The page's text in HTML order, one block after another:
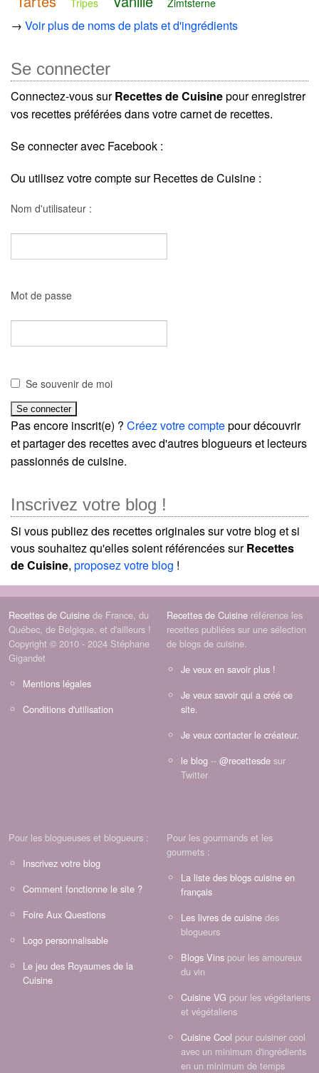
→ Voir plus de noms de plats et d'ingrédients
Se connecter
Connectez-vous surRecettes de Cuisinepour enregistrer
vos recettes préférées dans votre carnet de recettes.
Se connecter avec Facebook :
Ou utilisez votre compte sur Recettes de Cuisine :
Nom d'utilisateur :
Mot de passe
Se souvenir de moi
Pas encore inscrit(e) ? Créez votre comptepour découvrir
et partager des recettes avec d'autres blogueurs et lecteurs
passionnés de cuisine.
Inscrivez votre blog !
Si vous publiez des recettes originales sur votre blog et si
vous souhaitez qu'elles soient référencées surRecettes
de Cuisine, proposez votre blog !
Recettes de Cuisine de France, du
Québec, de Belgique, et d'ailleurs !
Copyright © 2010 - 2024 Stéphane
Gigandet
Mentions légales
Conditions d'utilisation
Recettes de Cuisine référence les
recettes publiées sur une sélection
de blogs de cuisine.
Je veux en savoir plus !
Je veux savoir qui a créé ce
site.
Je veux contacter le créateur.
le blog -- @recettesde sur
Twitter
Pour les blogueuses et blogueurs :
Inscrivez votre blog
Comment fonctionne le site ?
Foire Aux Questions
Logo personnalisable
Le jeu des Royaumes de la
Cuisine
Pour les gourmands et les
gourmets :
La liste des blogs cuisine en
français
Les livres de cuisine des
blogueurs
Blogs Vins pour les amoureux
du vin
Cuisine VG pour les végétariens
et végétaliens
Cuisine Cool pour cuisiner cool
avec un minimum d'ingrédients
en un minimum de temps